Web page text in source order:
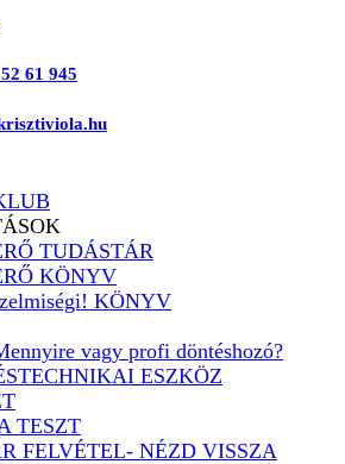
61 945
TUDÁSTÁR
KÖNYV
KÖNYV
vagy profi döntéshozó?
ESZKÖZ
TESZT
FELVÉTEL- NÉZD VISSZA